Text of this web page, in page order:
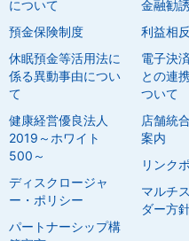
について
預金保険制度
休眠預金等活用法に
係る異動事由につい
て
健康経営優良法人
2019～ホワイト
500～
ディスクロージャ
ー・ポリシー
パートナーシップ構
金融勧
利益相
電子決
との連
ついて
店舗統
案内
リンク
マルチ
ダー方